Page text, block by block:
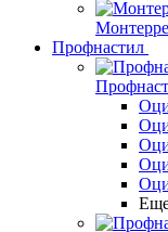
Профнастил